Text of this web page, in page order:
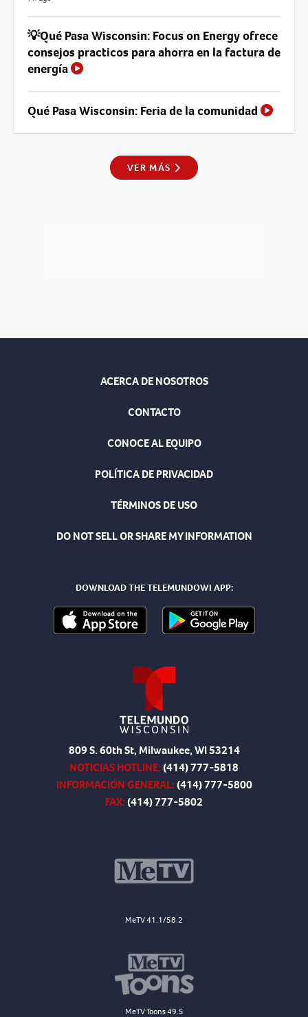
💡Qué Pasa Wisconsin: Focus on Energy ofrece
consejos practicos para ahorra en la factura de
energía
Qué Pasa Wisconsin: Feria de la comunidad
VER MÁS
ACERCA DE NOSOTROS
CONTACTO
CONOCE AL EQUIPO
POLÍTICA DE PRIVACIDAD
TÉRMINOS DE USO
DO NOT SELL OR SHARE MY INFORMATION
DOWNLOAD THE TELEMUNDOWI APP:
809 S. 60th St, Milwaukee, WI 53214
NOTICIAS HOTLINE:(414) 777-5818
INFORMACIÓN GENERAL:(414) 777-5800
FAX:(414) 777-5802
MeTV 41.1/58.2
MeTV Toons 49.5